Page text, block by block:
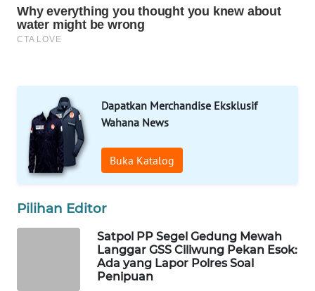
Dapatkan Merchandise Eksklusif
Wahana News
Buka Katalog
Pilihan Editor
Satpol PP Segel Gedung Mewah
Langgar GSS Ciliwung Pekan Esok:
Ada yang Lapor Polres Soal
Penipuan
MARTABAT
NET
PLN
MKLI
LPKKI
LKKI